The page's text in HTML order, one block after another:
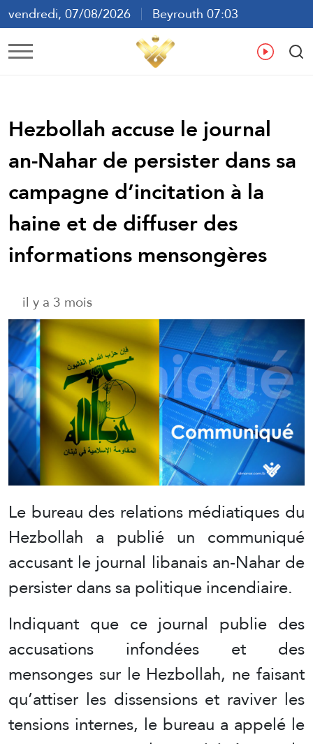
vendredi, 07/08/2026
Beyrouth 07:03
ع
Hezbollah accuse le journal
an-Nahar de persister dans sa
campagne d’incitation à la
haine et de diffuser des
informations mensongères
il y a 3 mois
Le bureau des relations médiatiques du
Hezbollah a publié un communiqué
accusant le journal libanais an-Nahar de
persister dans sa politique incendiaire.
Indiquant que ce journal publie des
accusations infondées et des
mensonges sur le Hezbollah, ne faisant
qu’attiser les dissensions et raviver les
tensions internes, le bureau a appelé le